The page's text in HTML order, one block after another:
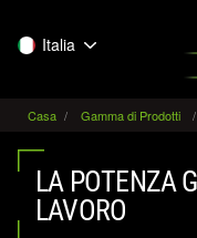
Italia
Casa Gamma di Prodotti
LA POTENZA
LAVORO